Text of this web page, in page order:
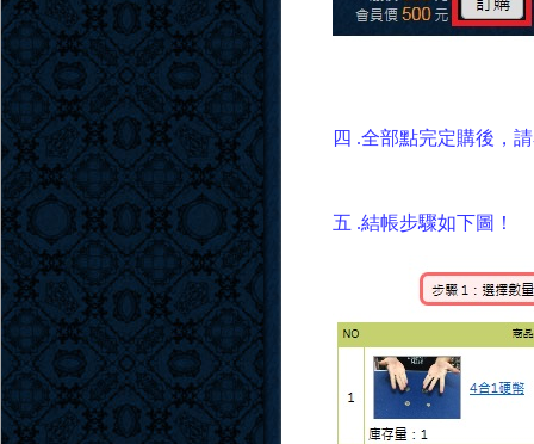
四 .全部點完定購後，
五 .結帳步驟如下圖！